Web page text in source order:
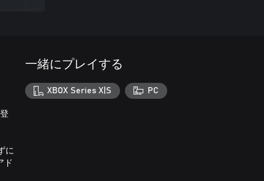
に
ド
一緒にプレイする
XBOX Series X|S PC